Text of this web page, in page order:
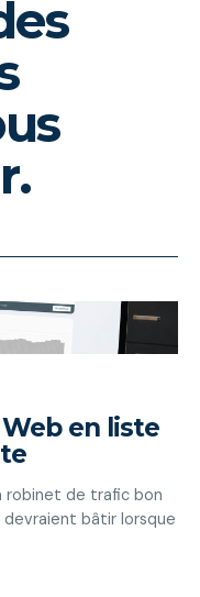
en liste
robinet de trafic bon
devraient bâtir lorsque